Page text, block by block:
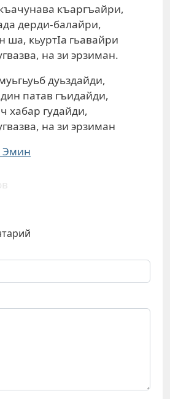
къаргъайри,
дерди-балайри,
ша, кьуртIа гьавайри
на зи эрзиман.
дуьздайди,
патав гъидайди,
хабар гудайди,
на зи эрзиман
Эмин